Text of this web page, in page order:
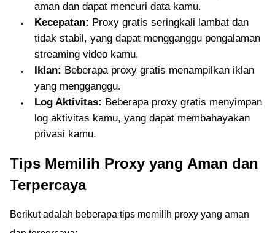
aman dan dapat mencuri data kamu.
Kecepatan: Proxy gratis seringkali lambat dan
tidak stabil, yang dapat mengganggu pengalaman
streaming video kamu.
Iklan: Beberapa proxy gratis menampilkan iklan
yang mengganggu.
Log Aktivitas: Beberapa proxy gratis menyimpan
log aktivitas kamu, yang dapat membahayakan
privasi kamu.
Tips Memilih Proxy yang Aman dan
Terpercaya
Berikut adalah beberapa tips memilih proxy yang aman